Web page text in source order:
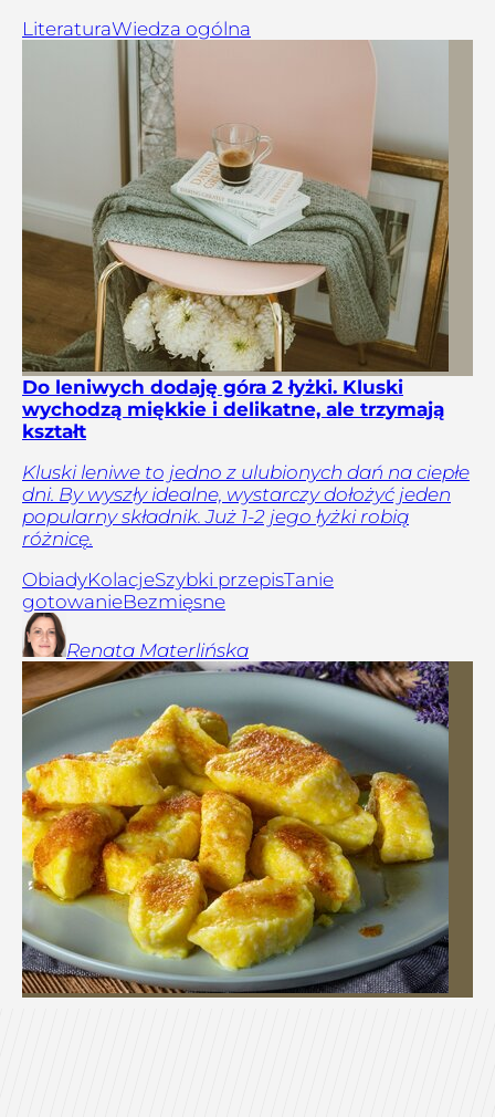
LiteraturaWiedza ogólna
Do leniwych dodaję góra 2 łyżki. Kluski
wychodzą miękkie i delikatne, ale trzymają
kształt
Kluski leniwe to jedno z ulubionych dań na ciepłe
dni. By wyszły idealne, wystarczy dołożyć jeden
popularny składnik. Już 1-2 jego łyżki robią
różnicę.
ObiadyKolacjeSzybki przepisTanie
gotowanieBezmięsne
Renata Materlińska